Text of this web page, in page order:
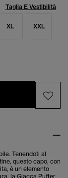
Taglia E Vestibilità
XL XXL
Tenendoti al
questo capo, con
è un elemento
la Giacca Puffer